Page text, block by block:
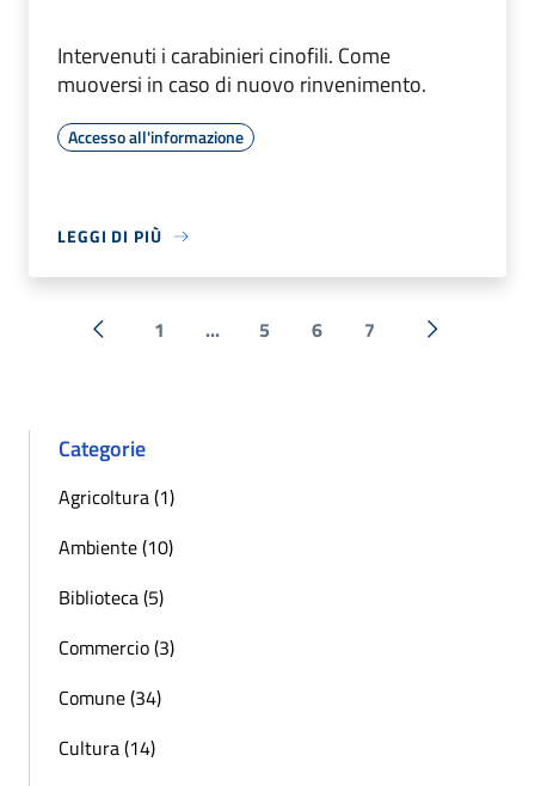
Intervenuti i carabinieri cinofili. Come
muoversi in caso di nuovo rinvenimento.
Accesso all'informazione
LEGGI DI PIÙ
« Precedente
1 ... 5 6 7 Successiva
Categorie
Agricoltura (1)
Ambiente (10)
Biblioteca (5)
Commercio (3)
Comune (34)
Cultura (14)